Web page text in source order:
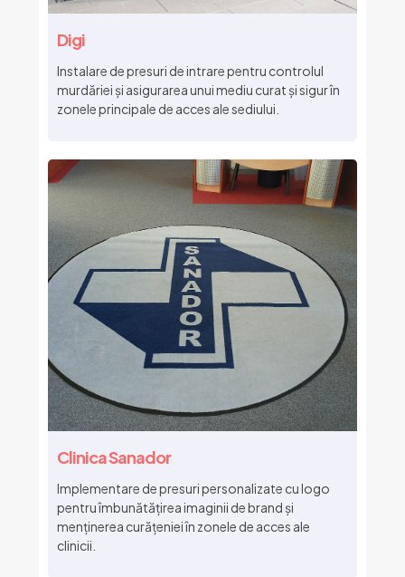
Digi
Instalare de presuri de intrare pentru controlul
murdăriei și asigurarea unui mediu curat și sigur în
zonele principale de acces ale sediului.
Clinica Sanador
Implementare de presuri personalizate cu logo
pentru îmbunătățirea imaginii de brand și
menținerea curățeniei în zonele de acces ale
clinicii.